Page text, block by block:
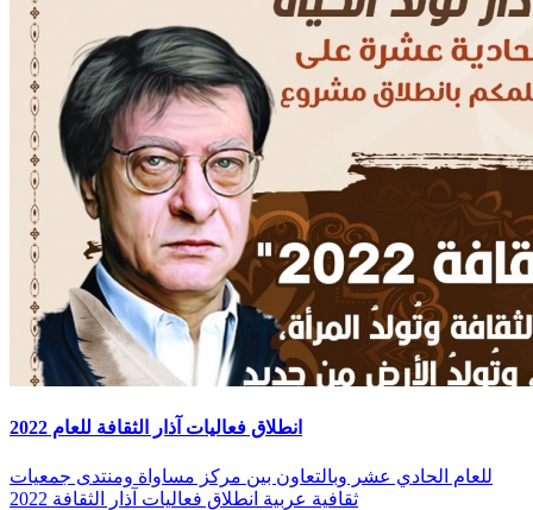
انطلاق فعاليات آذار الثقافة للعام 2022
للعام الحادي عشر وبالتعاون بين مركز مساواة ومنتدى جمعيات
ثقافية عربية انطلاق فعاليات آذار الثقافة 2022